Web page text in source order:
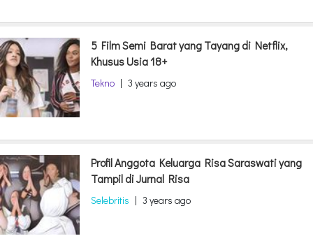
5 Film Semi Barat yang Tayang di Netflix,
Khusus Usia 18+
Tekno | 3 years ago
Profil Anggota Keluarga Risa Saraswati yang
Tampil di Jurnal Risa
Selebritis | 3 years ago